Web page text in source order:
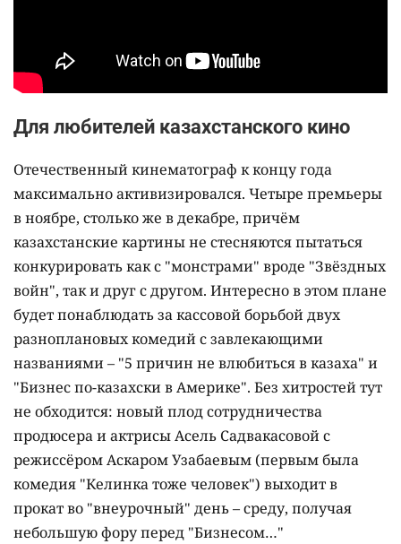
Для любителей казахстанского кино
Отечественный кинематограф к концу года
максимально активизировался. Четыре премьеры
в ноябре, столько же в декабре, причём
казахстанские картины не стесняются пытаться
конкурировать как с "монстрами" вроде "Звёздных
войн", так и друг с другом. Интересно в этом плане
будет понаблюдать за кассовой борьбой двух
разноплановых комедий с завлекающими
названиями – "5 причин не влюбиться в казаха" и
"Бизнес по-казахски в Америке". Без хитростей тут
не обходится: новый плод сотрудничества
продюсера и актрисы Асель Садвакасовой с
режиссёром Аскаром Узабаевым (первым была
комедия "Келинка тоже человек") выходит в
прокат во "внеурочный" день – среду, получая
небольшую фору перед "Бизнесом…"